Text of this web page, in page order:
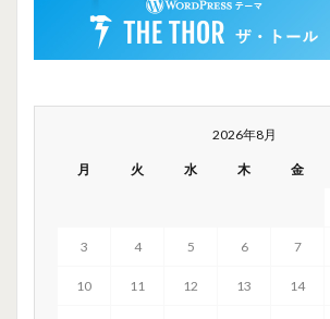
2026年8月
月 火 水 木 金
3 4 5 6 7
10 11 12 13 14